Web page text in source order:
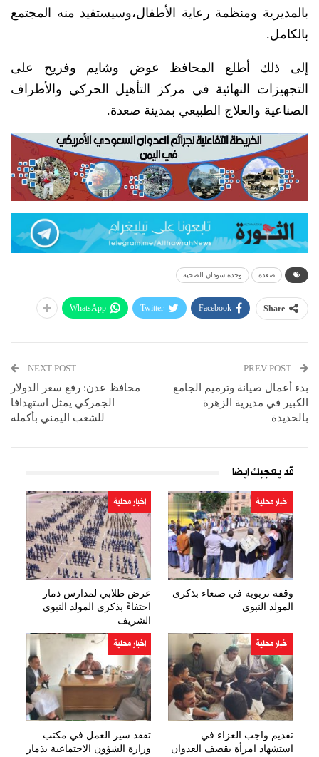
بالمديرية ومنظمة رعاية الأطفال،وسيستفيد منه المجتمع
بالكامل.
إلى ذلك أطلع المحافظ عوض وشايم وفريح على
التجهيزات النهائية في مركز التأهيل الحركي والأطراف
الصناعية والعلاج الطبيعي بمدينة صعدة.
صعدة وحدة سودان الصحية
Share
Facebook
Twitter
WhatsApp
بدء أعمال صيانة وترميم الجامع
الكبير في مديرية الزهرة
بالحديدة
NEXT POST
محافظ عدن: رفع سعر الدولار
الجمركي يمثل استهدافا
للشعب اليمني بأكمله
قد يعجبك ايضا
اخبار محلية
وقفة تربوية في صنعاء بذكرى
المولد النبوي
اخبار محلية
عرض طلابي لمدارس ذمار
احتفاءً بذكرى المولد النبوي
الشريف
اخبار محلية
تقديم واجب العزاء في
استشهاد امرأة بقصف العدوان
اخبار محلية
تفقد سير العمل في مكتب
وزارة الشؤون الاجتماعية بذمار